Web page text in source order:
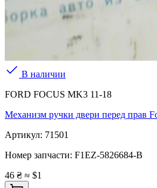
В наличии
FORD FOCUS MK3 11-18
Механизм ручки двери перед прав
Артикул: 71501
Номер запчасти: F1EZ-5826684-B
46 ₴ ≈ $1